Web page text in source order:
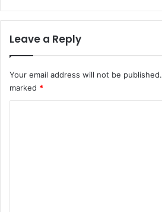
Leave a Reply
Your email address will not be published.
marked *